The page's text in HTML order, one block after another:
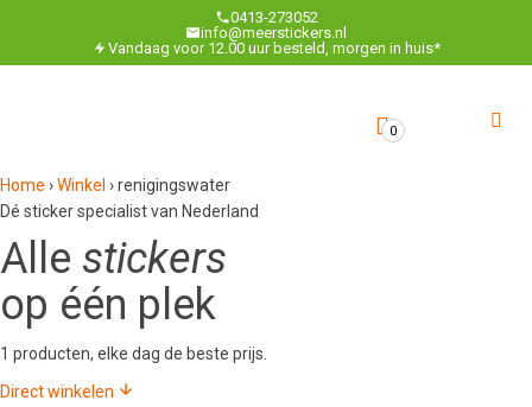
0413-273052
info@meerstickers.nl
Vandaag voor 12.00 uur besteld, morgen in huis*
0
Home ›Winkel ›renigingswater
Dé sticker specialist van Nederland
Alle stickers
op één plek
1 producten, elke dag de beste prijs.
Direct winkelen